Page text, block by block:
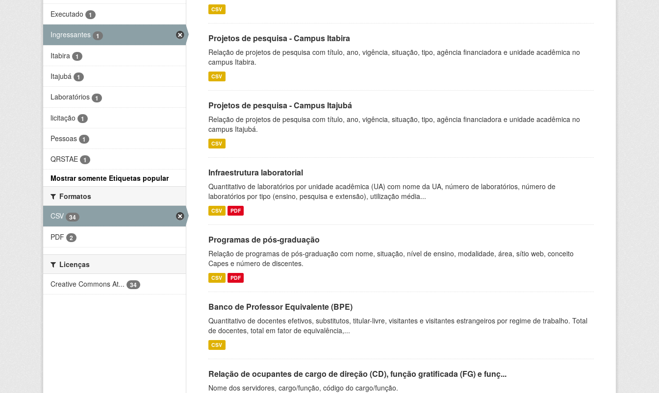
Executado 1
Ingressantes 1
Itabira 1
Itajubá 1
Laboratórios 1
licitação 1
Pessoas 1
QRSTAE 1
Mostrar somente Etiquetas popular
Formatos
CSV
34
PDF 2
Licenças
Creative Commons At...
34
CSV
Projetos de pesquisa - Campus Itabira
Relação de projetos de pesquisa com título, ano, vigência, situação, tipo, agência financiadora e unidade acadêmica no
campus Itabira.
CSV
Projetos de pesquisa - Campus Itajubá
Relação de projetos de pesquisa com título, ano, vigência, situação, tipo, agência financiadora e unidade acadêmica no
campus Itajubá.
CSV
Infraestrutura laboratorial
Quantitativo de laboratórios por unidade acadêmica (UA) com nome da UA, número de laboratórios, número de
laboratórios por tipo (ensino, pesquisa e extensão), utilização média...
CSV PDF
Programas de pós-graduação
Relação de programas de pós-graduação com nome, situação, nível de ensino, modalidade, área, sítio web, conceito
Capes e número de discentes.
CSV PDF
Banco de Professor Equivalente (BPE)
Quantitativo de docentes efetivos, substitutos, titular-livre, visitantes e visitantes estrangeiros por regime de trabalho. Total
de docentes, total em fator de equivalência,...
CSV
Relação de ocupantes de cargo de direção (CD), função gratificada (FG) e funç...
Nome dos servidores, cargo/função, código do cargo/função.